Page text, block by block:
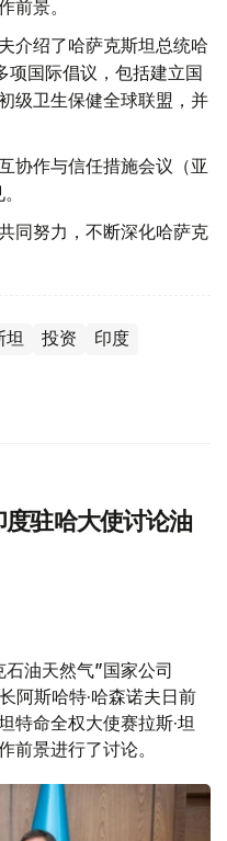
前景。
介绍了哈萨克斯坦总统哈
项国际倡议，包括建立国
级卫生保健全球联盟，并
协作与信任措施会议（亚
同努力，不断深化哈萨克
坦 投资 印度
驻哈大使讨论油
石油天然气”国家公司
阿斯哈特·哈森诺夫日前
特命全权大使赛拉斯·坦
前景进行了讨论。